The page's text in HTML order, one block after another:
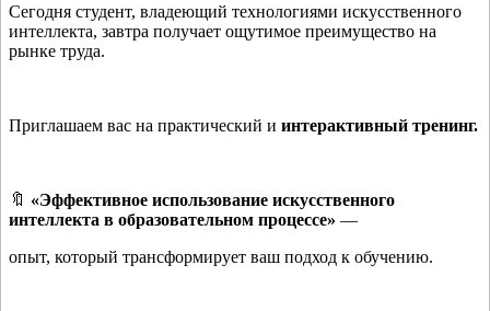
Сегодня студент, владеющий технологиями искусственного
интеллекта, завтра получает ощутимое преимущество на
рынке труда.
Приглашаем вас на практический и интерактивный тренинг.
🔖 «Эффективное использование искусственного
интеллекта в образовательном процессе» —
опыт, который трансформирует ваш подход к обучению.